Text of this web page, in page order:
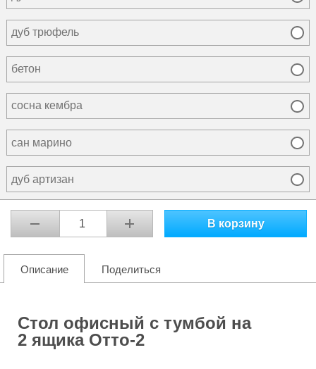
дуб трюфель
бетон
сосна кембра
сан марино
дуб артизан
В корзину
Описание Поделиться
Стол офисный с тумбой на
2 ящика Отто-2